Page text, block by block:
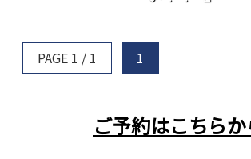
PAGE 1 / 1 1
ご予約はこちらか